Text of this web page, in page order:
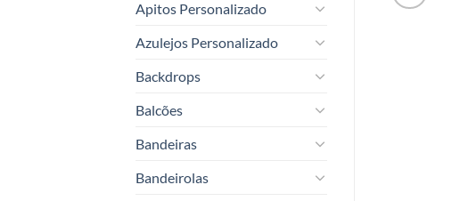
Apitos Personalizado
Azulejos Personalizado
Backdrops
Balcões
Bandeiras
Bandeirolas